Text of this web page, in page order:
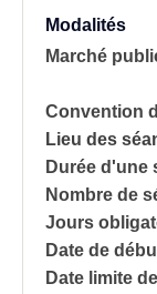
Modalités
Marché
Convention
Lieu des
Durée d'une
Nombre de
Jours
Date de
Date limite